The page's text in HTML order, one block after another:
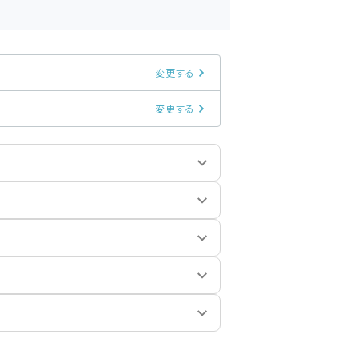
変更する
変更する